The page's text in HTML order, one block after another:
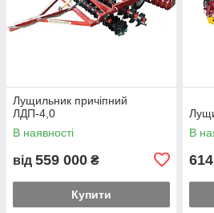
Лущильник причіпний
ЛДП-4,0
В наявності
від 559 000 ₴
Купити
В